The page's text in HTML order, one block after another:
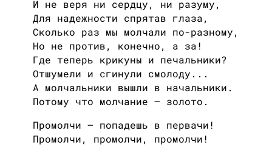
И не веря ни сердцу, ни разуму,
Для надежности спрятав глаза,
Сколько раз мы молчали по-разному,
Но не против, конечно, а за!
Где теперь крикуны и печальники?
Отшумели и сгинули смолоду...
А молчальники вышли в начальники.
Потому что молчание — золото.
Промолчи — попадешь в первачи!
Промолчи, промолчи, промолчи!